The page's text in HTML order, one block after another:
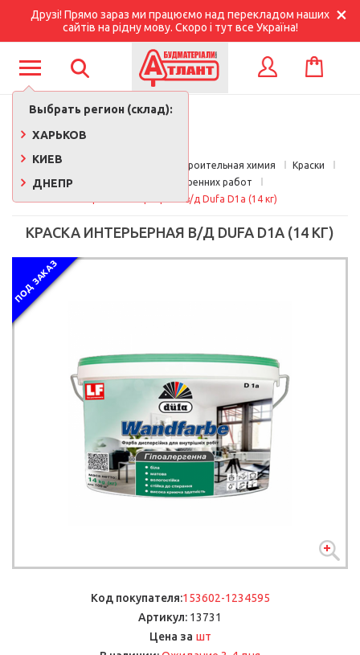
Друзі! Прямо зараз ми працюємо над перекладом наших
сайтів на рідну мову. Скоро і тут все Україна!
Выбрать регион (склад):
ХАРЬКОВ
КИЕВ
ДНЕПР
КОРЗИНА
Главная Краски, лаки, клеи, строительная химия
Краски
Краска для внутренних работ
Краска интерьерная в/д Dufa D1a (14 кг)
КРАСКА ИНТЕРЬЕРНАЯ В/Д DUFA D1A (14 КГ)
ПОД ЗАКАЗ
Код покупателя:153602-1234595
Артикул: 13731
Цена за шт